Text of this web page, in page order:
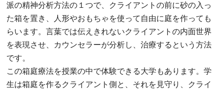
派の精神分析方法の１つで、クライアントの前に砂の入っ
た箱を置き、人形やおもちゃを使って自由に庭を作っても
らいます。言葉では伝えきれないクライアントの内面世界
を表現させ、カウンセラーが分析し、治療するという方法
です。
この箱庭療法を授業の中で体験できる大学もあります。学
生は箱庭を作るクライアント側と、それを見守り、クライ